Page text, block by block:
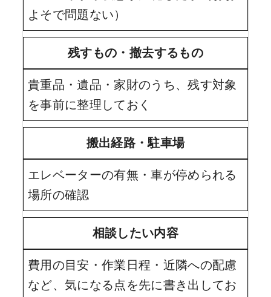
よそで問題ない）
残すもの・撤去するもの
貴重品・遺品・家財のうち、残す対象
を事前に整理しておく
搬出経路・駐車場
エレベーターの有無・車が停められる
場所の確認
相談したい内容
費用の目安・作業日程・近隣への配慮
など、気になる点を先に書き出してお